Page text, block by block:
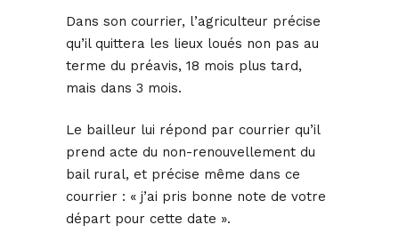
Dans son courrier, l’agriculteur précise
qu’il quittera les lieux loués non pas au
terme du préavis, 18 mois plus tard,
mais dans 3 mois.
Le bailleur lui répond par courrier qu’il
prend acte du non-renouvellement du
bail rural, et précise même dans ce
courrier : « j’ai pris bonne note de votre
départ pour cette date ».